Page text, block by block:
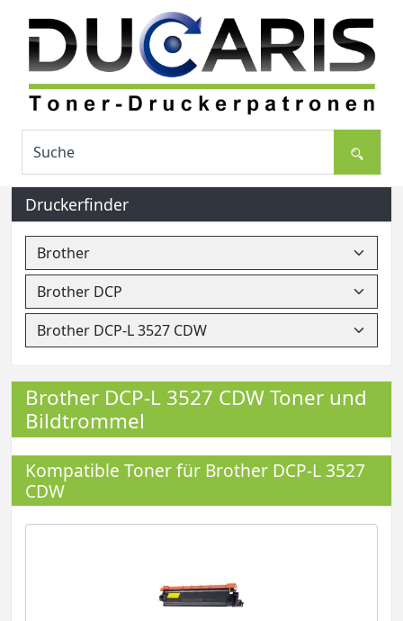
Druckerfinder
Brother DCP-L 3527 CDW Toner und
Bildtrommel
Kompatible Toner für Brother DCP-L 3527
CDW